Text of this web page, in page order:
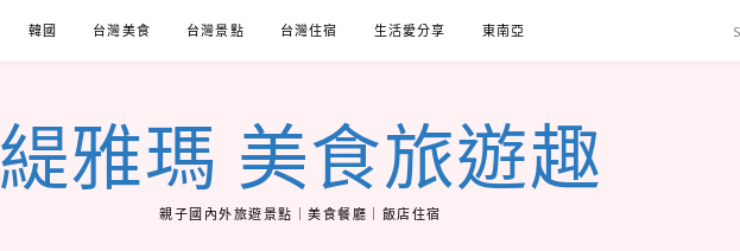
韓國 台灣美食 台灣景點 台灣住宿 生活愛分享 東南亞
緹雅瑪 美食旅遊趣
親子國內外旅遊景點｜美食餐廳｜飯店住宿